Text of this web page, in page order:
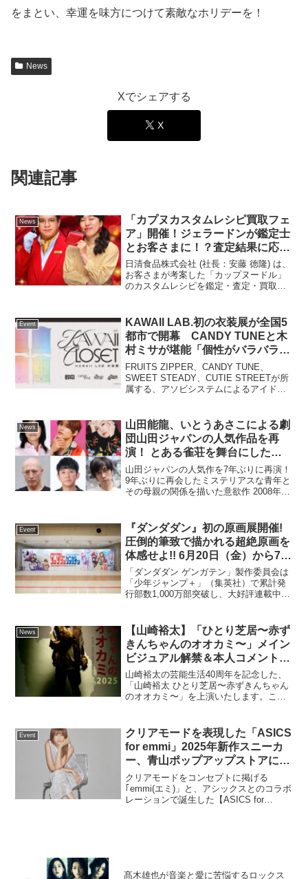
をまとい、幸運を味方につけて素敵なホリデーを！
News
Xでシェアする
X
関連記事
News
「カプヌカスタムレシピ買取フェ
ア」開催！ジェラードンが鑑定士
とお客さまに！？査定結果に応じ
て日清食品があなたのカスタムレ
シピを本気買取
日清食品株式会社 (社長：安藤 徳隆) は、
お客さまが考案した「カップヌードル」
のカスタムレシピを鑑定・査定・買取す
今回の企画は、貴金属・宝石などの買取
専門店の...
Event
KAWAII LAB.初の衣装展が全国5
都市で開幕 CANDY TUNEと木
村ミサが堪能「個性がバラバラで
すごく可愛い」
FRUITS ZIPPER、CANDY TUNE、
SWEET STEADY、CUTIE STREETが所
属する、アソビシステムによるアイドル
KA...
News
山田能龍、いとうあさこによる劇
団山田ジャパンの人気作品を再
演！ とある雀荘を舞台にした人
間ドラマにONE N’ ONLY関哲汰
が挑む！ 山田ジャパン2026年3
月公演 『９でカタがつく』
山田ジャパンの人気作を7年ぶりに再演！
9年ぶりに再会したミステリアスな青年と
その母親の関係を描いた意欲作 2008年に
ン」。哲学的なテーマと独特のユーモア
で構築された演...
Event
『ダンダダン』初の原画展開催!
圧倒的筆致で描かれる超絶原画を
体感せよ!! 6⽉20⽇（⾦）から7⽉
6⽇（⽇）まで池袋・サンシャイ
ンシティにて開催
「ダンダダン ゲンガテン」製作委員会は
「少年ジャンプ＋」（集英社）で累計発
⾏部数1,000万部突破し、⼤好評連載中、
伸）初となる原画展『ダンダダン ゲンガ
テン』を6⽉20...
News
【山崎裕太】「ひとり芝居〜赤ず
きんちゃんのオオカミ〜」メイン
ビジュアル解禁＆本人コメント到
着
山崎裕太の芸能生活40周年を記念した、
「山崎裕太 ひとり芝居〜赤ずきんちゃん
のオオカミ〜」を上演いたします。この
楽”。山崎が発する多彩な表現で、お客様
を”喜・怒・哀・楽...
Event
クリアモードを表現した「ASICS
for emmi」2025年新作スニーカ
ー、青山ポップアップストアに人
気モデル・俳優も来場！ ヨンア
＆島崎遥香が語る「ASICS for
emmi」と過ごす夏のおでかけシ
クリアモードをコンセプトに掲げる
｢emmi(エミ)」と、アシックスとのコラボ
レーションで誕生した【ASICS for
髙木雄也が音楽と愛に苦悩するロックス